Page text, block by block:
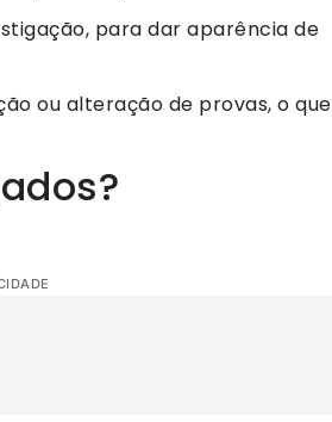
para dar aparência de
ou alteração de provas, o que